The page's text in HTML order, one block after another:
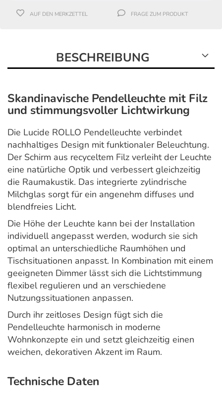
AUF DEN MERKZETTEL FRAGE ZUM PRODUKT
BESCHREIBUNG
Skandinavische Pendelleuchte mit Filz
und stimmungsvoller Lichtwirkung
Die Lucide ROLLO Pendelleuchte verbindet
nachhaltiges Design mit funktionaler Beleuchtung.
Der Schirm aus recyceltem Filz verleiht der Leuchte
eine natürliche Optik und verbessert gleichzeitig
die Raumakustik. Das integrierte zylindrische
Milchglas sorgt für ein angenehm diffuses und
blendfreies Licht.
Die Höhe der Leuchte kann bei der Installation
individuell angepasst werden, wodurch sie sich
optimal an unterschiedliche Raumhöhen und
Tischsituationen anpasst. In Kombination mit einem
geeigneten Dimmer lässt sich die Lichtstimmung
flexibel regulieren und an verschiedene
Nutzungssituationen anpassen.
Durch ihr zeitloses Design fügt sich die
Pendelleuchte harmonisch in moderne
Wohnkonzepte ein und setzt gleichzeitig einen
weichen, dekorativen Akzent im Raum.
Technische Daten